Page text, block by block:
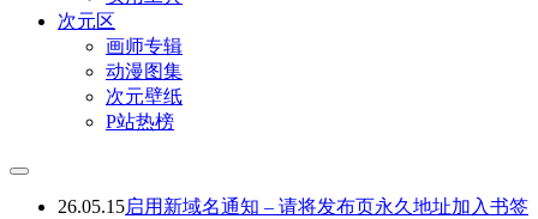
次元区
画师专辑
动漫图集
次元壁纸
P站热榜
26.05.15启用新域名通知 – 请将发布页永久地址加入书签